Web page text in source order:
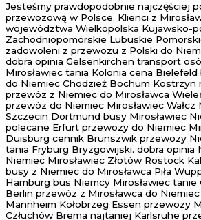
Jesteśmy prawdopodobnie najczęściej
przewozową w Polsce. Klienci z
województwa Wielkopolska Kujawsko-
Zachodniopomorskie Lubuskie
zadowoleni z przewozu z Polski do
dobra opinia Gelsenkirchen transport
Mirosławiec tania Kolonia cena Bielefeld
do Niemiec Chodzież Bochum Kostrzyn
przewóz z Niemiec do Mirosławca
przewóz do Niemiec Mirosławiec
Szczecin Dortmund busy Mirosławiec
polecane Erfurt przewozy do Niemiec
Duisburg cennik Brunszwik przewozy
tania Fryburg Bryzgowijski. dobra opinia
Niemiec Mirosławiec Złotów Rostock
busy z Niemiec do Mirosławca Piła
Hamburg bus Niemcy Mirosławiec tanie
Berlin przewóz z Mirosławca do
Mannheim Kołobrzeg Essen przewozy
Człuchów Brema najtaniej Karlsruhe